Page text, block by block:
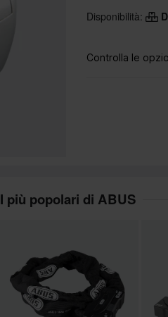
Disponibilità:
I più popolari di ABUS